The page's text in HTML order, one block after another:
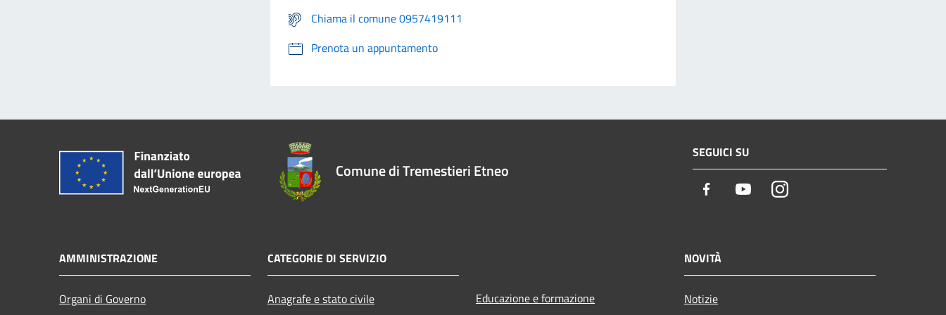
Chiama il comune 0957419111
Prenota un appuntamento
Comune di Tremestieri Etneo
SEGUICI SU
Facebook YoutubeInstagram
AMMINISTRAZIONE
Organi di Governo
CATEGORIE DI SERVIZIO
Anagrafe e stato civile
Educazione e formazione
NOVITÀ
Notizie